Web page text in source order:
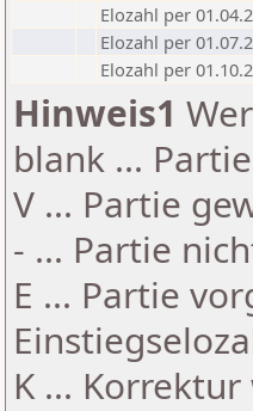
Elozahl per
Elozahl per
Elozahl per
Hinweis1
blank ...
V ... Partie
- ... Partie
E ... Partie
K ...